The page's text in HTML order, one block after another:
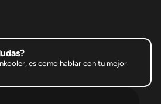
es como hablar con tu mejor